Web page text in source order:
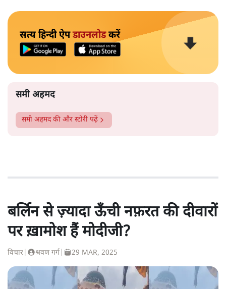
सत्य हिन्दी ऐपडाउनलोडकरें
समी अहमद
समी अहमदकी और स्टोरी पढ़ें
बर्लिन से ज़्यादा ऊँची नफ़रत की दीवारों
पर ख़ामोश हैं मोदीजी?
विचार श्रवण गर्ग 29 MAR, 2025